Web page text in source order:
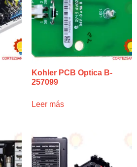
Kohler PCB Optica B-
257099
Leer más